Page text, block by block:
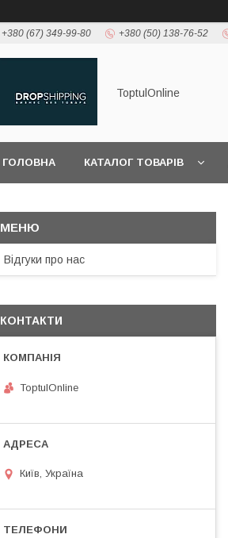
+380 (67) 349-99-80 +380 (50) 138-76-52
ToptulOnline
ГОЛОВНА КАТАЛОГ ТОВАРІВ
Відгуки про нас
КОНТАКТИ
ToptulOnline
Київ, Україна